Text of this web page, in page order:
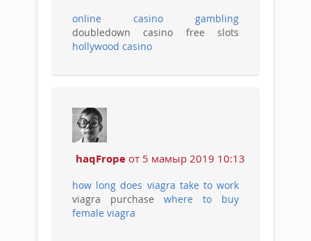
online casino gambling
doubledown casino free slots
hollywood casino
haqFrope от 5 мамыр 2019 10:13
how long does viagra take to work
viagra purchase where to buy
female viagra